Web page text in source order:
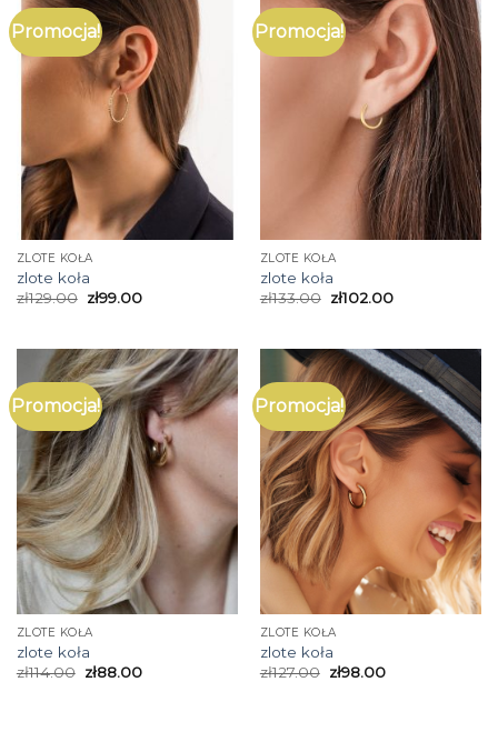
Promocja!
ZLOTE KOŁA
zlote koła
zł129.00 zł99.00
Promocja!
ZLOTE KOŁA
zlote koła
zł133.00 zł102.00
Promocja!
ZLOTE KOŁA
zlote koła
zł114.00 zł88.00
Promocja!
ZLOTE KOŁA
zlote koła
zł127.00 zł98.00